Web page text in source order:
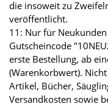
die insoweit zu
veröffentlicht.
11: Nur für
Gutscheincode
erste Bestellung, ab
(Warenkorbwert).
Artikel, Bücher,
Versandkosten sowie